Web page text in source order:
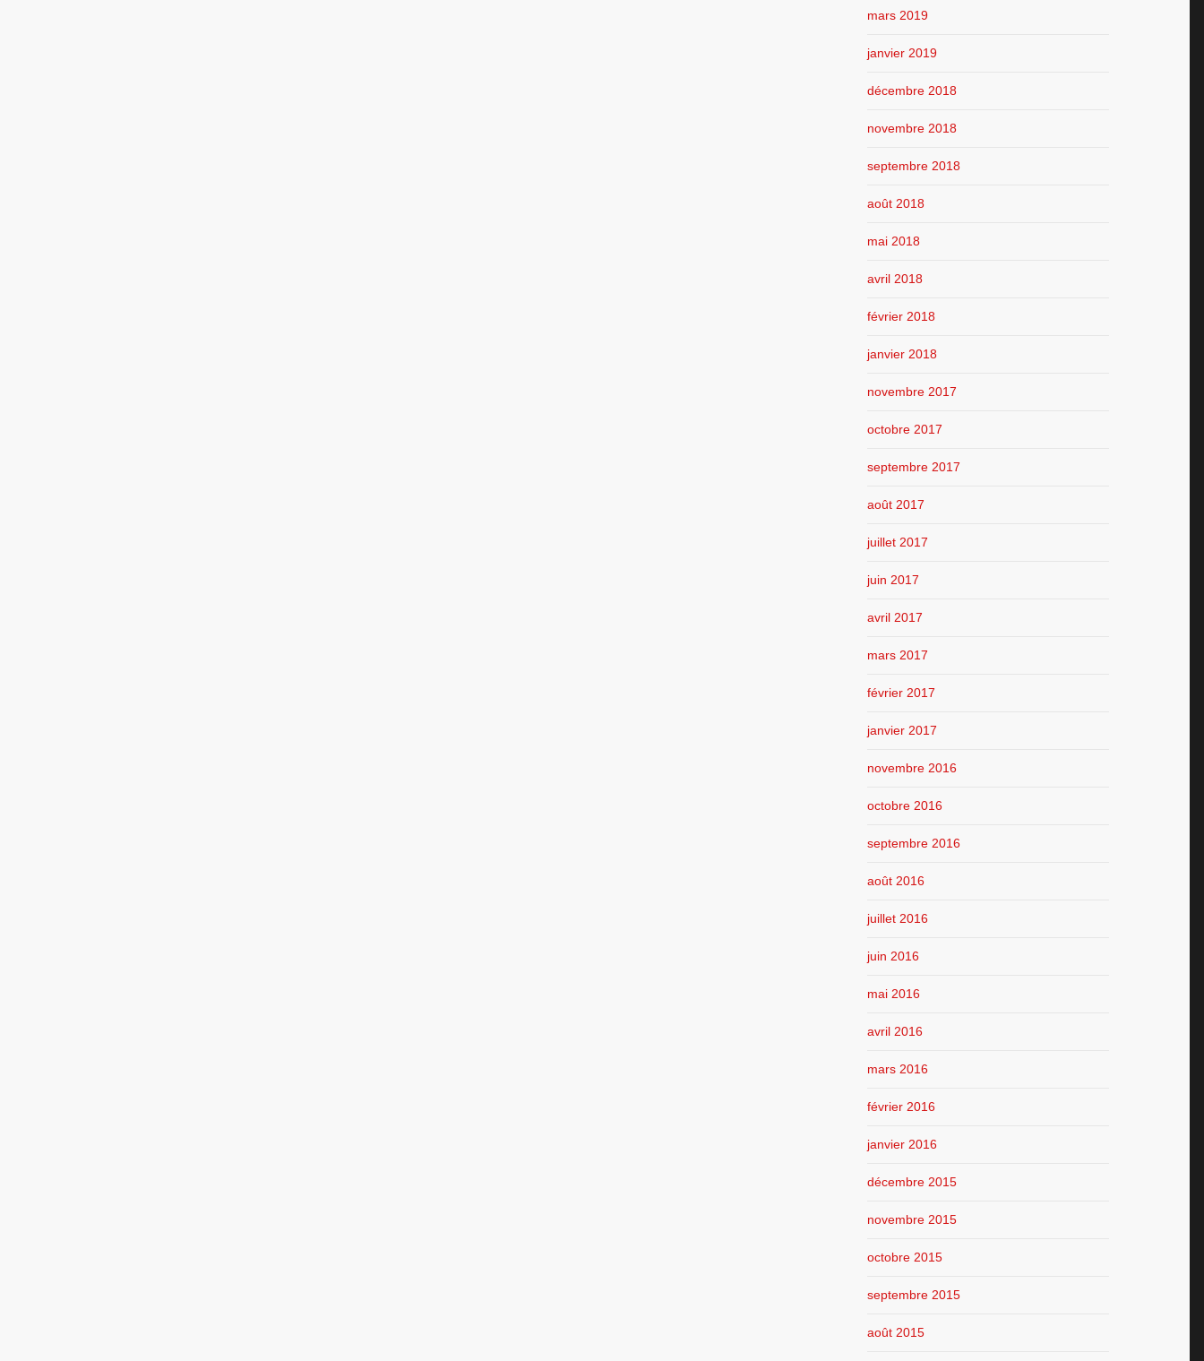
mars 2019
janvier 2019
décembre 2018
novembre 2018
septembre 2018
août 2018
mai 2018
avril 2018
février 2018
janvier 2018
novembre 2017
octobre 2017
septembre 2017
août 2017
juillet 2017
juin 2017
avril 2017
mars 2017
février 2017
janvier 2017
novembre 2016
octobre 2016
septembre 2016
août 2016
juillet 2016
juin 2016
mai 2016
avril 2016
mars 2016
février 2016
janvier 2016
décembre 2015
novembre 2015
octobre 2015
septembre 2015
août 2015